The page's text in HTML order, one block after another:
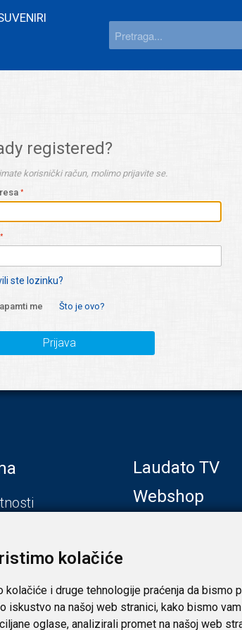
kolačiće
kolačiće i druge tehnologije praćenja da bismo
iskustvo na našoj web stranici, kako bismo
oglase, analizirali promet na našoj web
registered?
korisnički račun, molimo prijavite se.
ste lozinku?
me Što je ovo?
Prijava
Laudato TV
Webshop